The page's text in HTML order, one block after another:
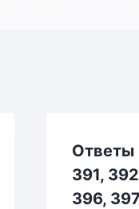
Ответы
391,
396,